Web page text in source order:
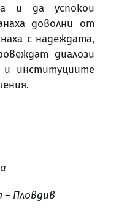
и да успокои
доволни от
с надеждата,
диалози
институциите
Пловдив